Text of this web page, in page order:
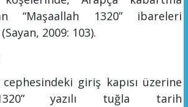
“Maşaallah 1320”
ibareleri
(Sayan, 2009: 103).
cephesindeki giriş kapısı üzerine
yazılı tuğla tarih